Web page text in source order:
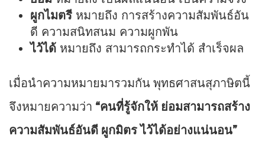
ผูกไมตรี หมายถึง การสร้างความสัมพันธ์อัน
ดี ความสนิทสนม ความผูกพัน
ไว้ได้ หมายถึง สามารถกระทำได้ สำเร็จผล
เมื่อนำความหมายมารวมกัน พุทธศาสนสุภาษิตนี้
จึงหมายความว่า “คนที่รู้จักให้ ย่อมสามารถสร้าง
ความสัมพันธ์อันดี ผูกมิตร ไว้ได้อย่างแน่นอน”